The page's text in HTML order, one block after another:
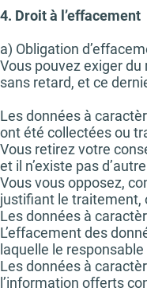
4. Droit à l’effacement
a) Obligation
Vous pouvez exiger
sans retard, et ce
Les données à
ont été collectées ou
Vous retirez votre
et il n’existe pas
Vous vous opposez,
justifiant le traitement,
Les données à
L’effacement des
laquelle le
Les données à
l’information offerts